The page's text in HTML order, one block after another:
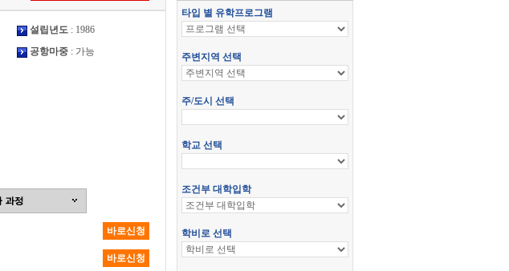
설립년도: 1986
공항마중: 가능
바로신청
바로신청